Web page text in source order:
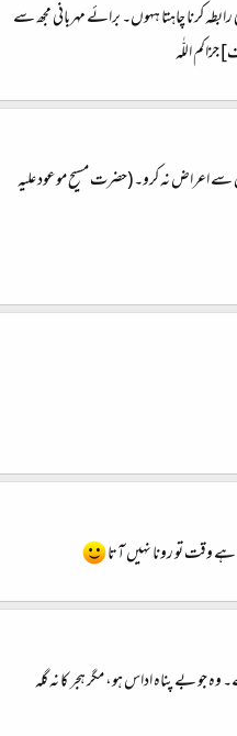
کرنا چاہتا ہہوں۔ برائے مہربانی مجھ سے
اللّٰہ
سے اعراض نہ کرو۔ (حضرت مسیح موعود علیہ
وقت تو رونا نہیں آتا
جو بے پناہ اداس ہو، مگر ہجر کا نہ گلہ